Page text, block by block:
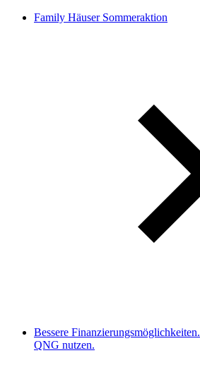
Family Häuser Sommeraktion
Bessere
QNG nutzen.